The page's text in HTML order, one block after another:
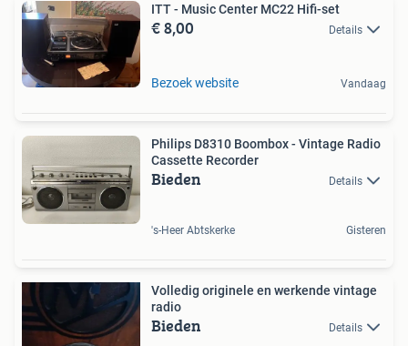
ITT - Music Center MC22 Hifi-set
€ 8,00 Details
Bezoek website Vandaag
Philips D8310 Boombox - Vintage Radio
Cassette Recorder
Bieden Details
's-Heer Abtskerke Gisteren
Volledig originele en werkende vintage
radio
Bieden Details